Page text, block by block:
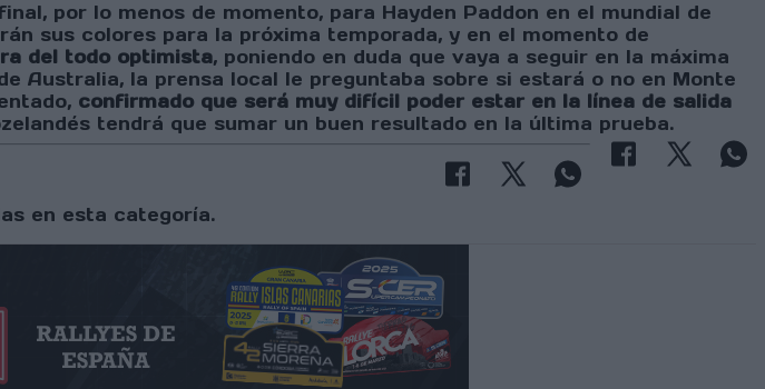
por lo menos de momento, para Hayden Paddon en el mundial de
sus colores para la próxima temporada, y en el momento de
del todo optimista, poniendo en duda que vaya a seguir en la máxima
Australia, la prensa local le preguntaba sobre si estará o no en Monte
confirmado que será muy difícil poder estar en la línea de salida
tendrá que sumar un buen resultado en la última prueba.
en esta categoría.